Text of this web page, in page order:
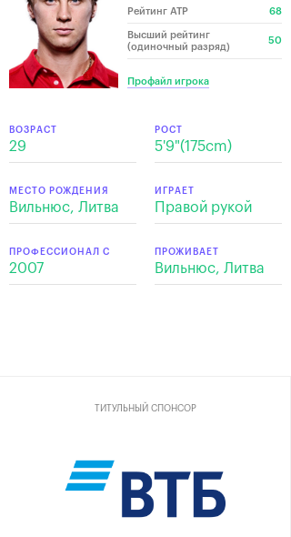
Рейтинг ATP 68
Высший рейтинг
(одиночный разряд)
50
Профайл игрока
ВОЗРАСТ
29
РОСТ
5'9"(175cm)
МЕСТО РОЖДЕНИЯ
Вильнюс, Литва
ИГРАЕТ
Правой рукой
ПРОФЕССИОНАЛ С
2007
ПРОЖИВАЕТ
Вильнюс, Литва
ТИТУЛЬНЫЙ СПОНСОР